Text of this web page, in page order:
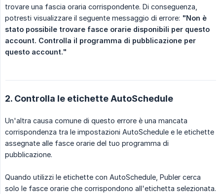
trovare una fascia oraria corrispondente. Di conseguenza,
potresti visualizzare il seguente messaggio di errore: "Non è
stato possibile trovare fasce orarie disponibili per questo
account. Controlla il programma di pubblicazione per
questo account."
2. Controlla le etichette AutoSchedule
Un'altra causa comune di questo errore è una mancata
corrispondenza tra le impostazioni AutoSchedule e le etichette
assegnate alle fasce orarie del tuo programma di
pubblicazione.
Quando utilizzi le etichette con AutoSchedule, Publer cerca
solo le fasce orarie che corrispondono all'etichetta selezionata.